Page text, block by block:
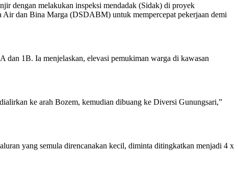
dengan melakukan inspeksi mendadak (Sidak) di proyek
Air dan Bina Marga (DSDABM) untuk mempercepat pekerjaan demi
1B. Ia menjelaskan, elevasi pemukiman warga di kawasan
ke arah Bozem, kemudian dibuang ke Diversi Gunungsari,”
yang semula direncanakan kecil, diminta ditingkatkan menjadi 4 x